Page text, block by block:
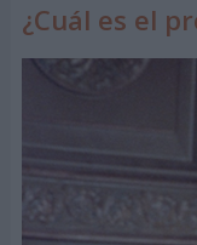
¿Cuál es el